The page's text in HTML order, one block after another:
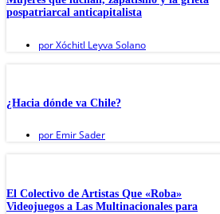
pospatriarcal anticapitalista
porXóchitl Leyva Solano
¿Hacia dónde va Chile?
por Emir Sader
El Colectivo de Artistas Que «Roba»
Videojuegos a Las Multinacionales para